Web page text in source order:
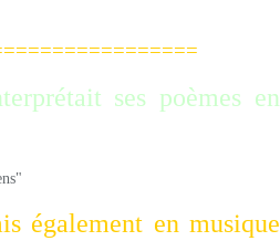
ses poèmes en
également en musique